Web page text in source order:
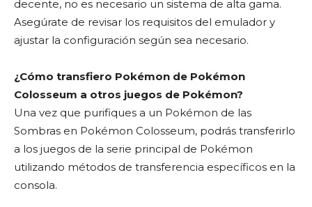
decente, no es necesario un sistema de alta gama.
Asegúrate de revisar los requisitos del emulador y
ajustar la configuración según sea necesario.
¿Cómo transfiero Pokémon de Pokémon
Colosseum a otros juegos de Pokémon?
Una vez que purifiques a un Pokémon de las
Sombras en Pokémon Colosseum, podrás transferirlo
a los juegos de la serie principal de Pokémon
utilizando métodos de transferencia específicos en la
consola.